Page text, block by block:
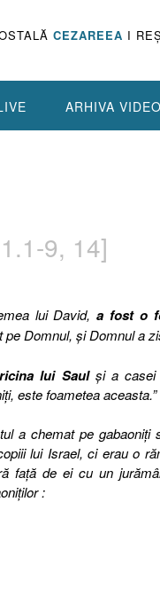
CEZAREEA I
ARHIVA VIDEO
9, 14]
lui David,a fost o
pe Domnul, şi Domnul a
lui Saulşi a casei
este foametea aceasta.”
a chemat pe
lui Israel, ci erau o
faţă de ei cu un
: